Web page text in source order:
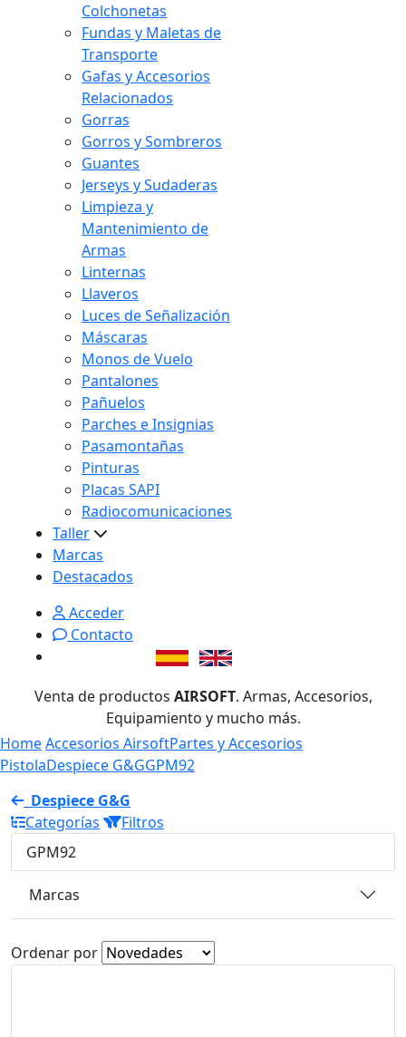
Colchonetas
Fundas y Maletas de
Transporte
Gafas y Accesorios
Relacionados
Gorras
Gorros y Sombreros
Guantes
Jerseys y Sudaderas
Limpieza y
Mantenimiento de
Armas
Linternas
Llaveros
Luces de Señalización
Máscaras
Monos de Vuelo
Pantalones
Pañuelos
Parches e Insignias
Pasamontañas
Pinturas
Placas SAPI
Radiocomunicaciones
Taller
Marcas
Destacados
Acceder
Contacto
Venta de productos AIRSOFT. Armas, Accesorios,
Equipamiento y mucho más.
HomeAccesorios AirsoftPartes y Accesorios
PistolaDespiece G&GGPM92
Despiece G&G
Categorías
Filtros
GPM92
Marcas
Ordenar por